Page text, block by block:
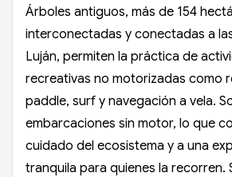
Árboles antiguos, más de 154
interconectadas y conectadas a
Luján, permiten la práctica de
recreativas no motorizadas como
paddle, surf y navegación a vela.
embarcaciones sin motor, lo que
cuidado del ecosistema y a una
tranquila para quienes la recorren.